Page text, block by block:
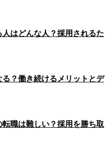
はどんな人？採用されるた
？働き続けるメリットとデ
職は難しい？採用を勝ち取